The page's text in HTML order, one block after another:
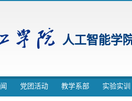
人工智能学
党团活动 教学系部 实验实训